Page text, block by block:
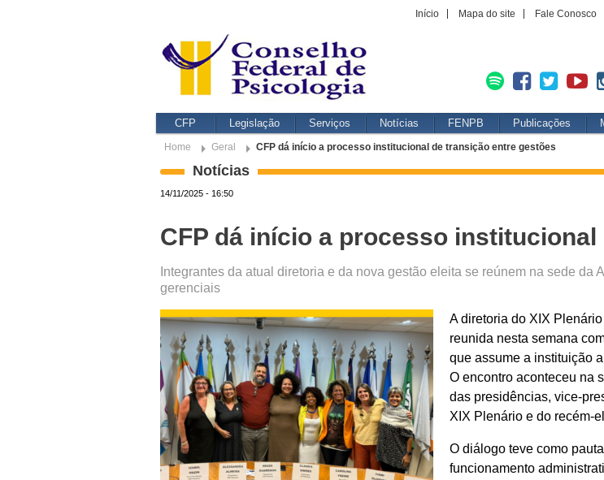
Início Mapa do site Fale Conosco
CFP Legislação Serviços Notícias FENPB Publicações
Home Geral CFP dá início a processo institucional de transição entre gestões
Notícias
14/11/2025 - 16:50
CFP dá início a processo
Integrantes da atual diretoria e da nova gestão eleita se reúnem na sede
gerenciais
A diretoria do XIX
reunida nesta semana
que assume a instituição
O encontro aconteceu na
das presidências, vice-
XIX Plenário e do recém-
O diálogo teve como
funcionamento